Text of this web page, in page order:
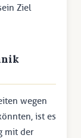
Ziel
wegen
ist es
mit der